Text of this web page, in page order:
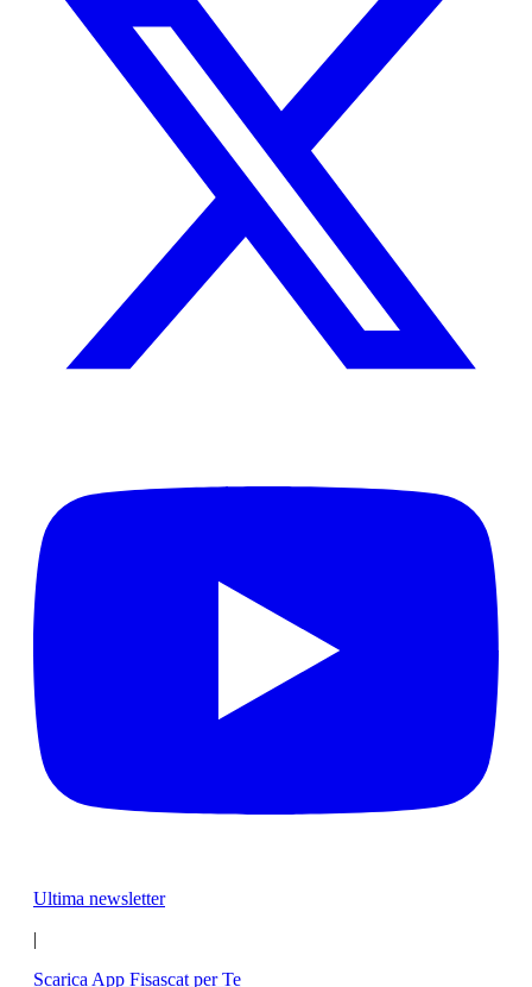
Ultima newsletter
|
Scarica App Fisascat per Te